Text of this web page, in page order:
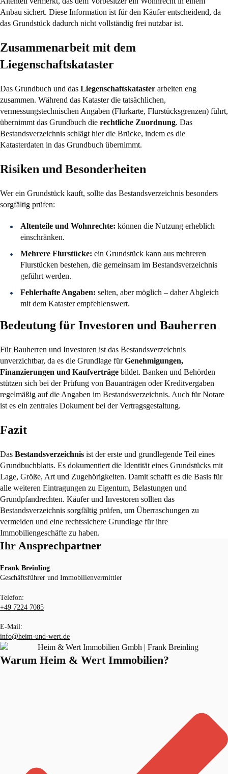
Anbau sichert. Diese Information ist für den Käufer entscheidend, da
das Grundstück dadurch nicht vollständig frei nutzbar ist.
Zusammenarbeit mit dem
Liegenschaftskataster
Das Grundbuch und das Liegenschaftskataster arbeiten eng
zusammen. Während das Kataster die tatsächlichen,
vermessungstechnischen Angaben (Flurkarte, Flurstücksgrenzen) führt,
übernimmt das Grundbuch die rechtliche Zuordnung. Das
Bestandsverzeichnis schlägt hier die Brücke, indem es die
Katasterdaten in das Grundbuch übernimmt.
Risiken und Besonderheiten
Wer ein Grundstück kauft, sollte das Bestandsverzeichnis besonders
sorgfältig prüfen:
Altenteile und Wohnrechte: können die Nutzung erheblich
einschränken.
Mehrere Flurstücke: ein Grundstück kann aus mehreren
Flurstücken bestehen, die gemeinsam im Bestandsverzeichnis
geführt werden.
Fehlerhafte Angaben: selten, aber möglich – daher Abgleich
mit dem Kataster empfehlenswert.
Bedeutung für Investoren und Bauherren
Für Bauherren und Investoren ist das Bestandsverzeichnis
unverzichtbar, da es die Grundlage fürGenehmigungen,
Finanzierungen und Kaufverträge bildet. Banken und Behörden
stützen sich bei der Prüfung von Bauanträgen oder Kreditvergaben
regelmäßig auf die Angaben im Bestandsverzeichnis. Auch für Notare
ist es ein zentrales Dokument bei der Vertragsgestaltung.
Fazit
Das Bestandsverzeichnis ist der erste und grundlegende Teil eines
Grundbuchblatts. Es dokumentiert die Identität eines Grundstücks mit
Lage, Größe, Art und Zugehörigkeiten. Damit schafft es die Basis für
alle weiteren Eintragungen zu Eigentum, Belastungen und
Grundpfandrechten. Käufer und Investoren sollten das
Bestandsverzeichnis sorgfältig prüfen, um Überraschungen zu
vermeiden und eine rechtssichere Grundlage für ihre
Immobiliengeschäfte zu haben.
Ihr Ansprechpartner
Frank Breinling
Geschäftsführer und Immobilienvermittler
Telefon:
+49 7224 7085
E-Mail:
info@heim-und-wert.de
Warum Heim & Wert Immobilien?